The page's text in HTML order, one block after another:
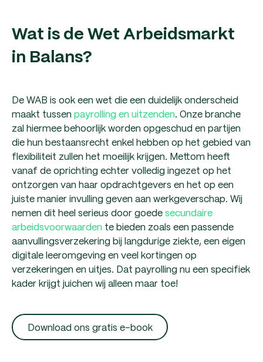
Wat is de Wet Arbeidsmarkt
in Balans?
De WAB is ook een wet die een duidelijk onderscheid
maakt tussen payrolling en uitzenden. Onze branche
zal hiermee behoorlijk worden opgeschud en partijen
die hun bestaansrecht enkel hebben op het gebied van
flexibiliteit zullen het moeilijk krijgen. Mettom heeft
vanaf de oprichting echter volledig ingezet op het
ontzorgen van haar opdrachtgevers en het op een
juiste manier invulling geven aan werkgeverschap. Wij
nemen dit heel serieus door goedesecundaire
arbeidsvoorwaarden te bieden zoals een passende
aanvullingsverzekering bij langdurige ziekte, een eigen
digitale leeromgeving en veel kortingen op
verzekeringen en uitjes. Dat payrolling nu een specifiek
kader krijgt juichen wij alleen maar toe!
Download ons gratis e-book